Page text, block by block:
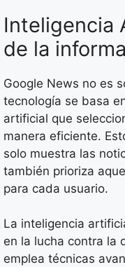
Inteligencia
de la
Google News no es
tecnología se basa
artificial que
manera eficiente.
solo muestra las
también prioriza
para cada usuario.
La inteligencia
en la lucha contra la
emplea técnicas